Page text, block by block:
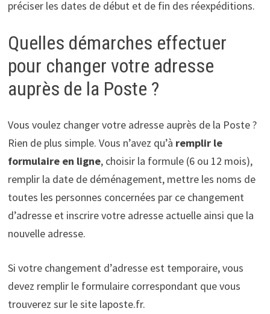
préciser les dates de début et de fin des réexpéditions.
Quelles démarches effectuer
pour changer votre adresse
auprès de la Poste ?
Vous voulez changer votre adresse auprès de la Poste ?
Rien de plus simple. Vous n’avez qu’à remplir le
formulaire en ligne, choisir la formule (6 ou 12 mois),
remplir la date de déménagement, mettre les noms de
toutes les personnes concernées par ce changement
d’adresse et inscrire votre adresse actuelle ainsi que la
nouvelle adresse.
Si votre changement d’adresse est temporaire, vous
devez remplir le formulaire correspondant que vous
trouverez sur le site laposte.fr.